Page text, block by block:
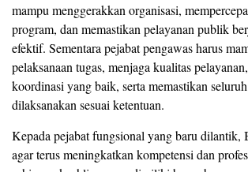
mampu menggerakkan organisasi,
program, dan memastikan pelayanan publik
efektif. Sementara pejabat pengawas harus
pelaksanaan tugas, menjaga kualitas
koordinasi yang baik, serta memastikan
dilaksanakan sesuai ketentuan.
Kepada pejabat fungsional yang baru dilantik,
agar terus meningkatkan kompetensi dan